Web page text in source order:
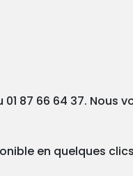
87 66 64 37. Nous
en quelques